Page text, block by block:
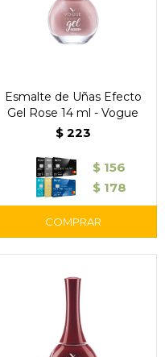
Esmalte de Uñas Efecto
Gel Rose 14 ml - Vogue
$ 223
$ 156
$ 178